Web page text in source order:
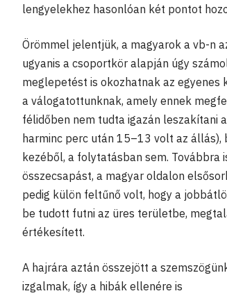
lengyelekhez hasonlóan két pontot
Örömmel jelentjük, a magyarok a vb-n
ugyanis a csoportkör alapján úgy
meglepetést is okozhatnak az egyenes
a válogatottunknak, amely ennek
félidőben nem tudta igazán leszakítani
harminc perc után 15–13 volt az
kezéből, a folytatásban sem.
összecsapást, a magyar oldalon
pedig külön feltűnő volt, hogy a
be tudott futni az üres területbe,
értékesített.
A hajrára aztán összejött a
izgalmak, így a hibák ellenére is